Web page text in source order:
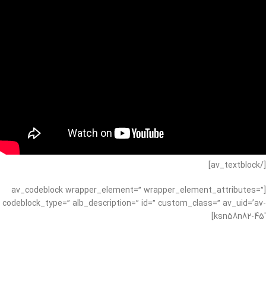
[/av_textblock]
[av_codeblock wrapper_element=” wrapper_element_attributes=”
codeblock_type=” alb_description=” id=” custom_class=” av_uid=’av-
ksn58n82-45′]